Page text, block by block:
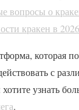
вопросы о
кракен в
которая
с
узнать
.